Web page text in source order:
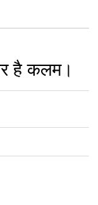
है कलम।